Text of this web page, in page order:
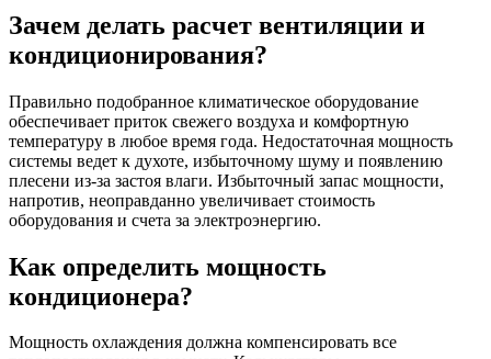
Зачем делать расчет вентиляции и
кондиционирования?
Правильно подобранное климатическое оборудование
обеспечивает приток свежего воздуха и комфортную
температуру в любое время года. Недостаточная мощность
системы ведет к духоте, избыточному шуму и появлению
плесени из-за застоя влаги. Избыточный запас мощности,
напротив, неоправданно увеличивает стоимость
оборудования и счета за электроэнергию.
Как определить мощность
кондиционера?
Мощность охлаждения должна компенсировать все